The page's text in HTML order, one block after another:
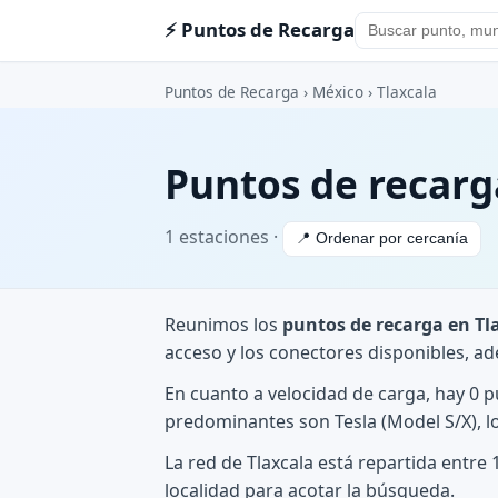
⚡ Puntos de Recarga
Puntos de Recarga › México › Tlaxcala
Puntos de
1 estaciones · 📍 Ordenar por cercanía
Reunimos los puntos de recarga en
acceso y los conectores disponibles,
En cuanto a velocidad de carga, hay 0
predominantes son Tesla (Model S/X),
La red de Tlaxcala está repartida entre
localidad para acotar la búsqueda.